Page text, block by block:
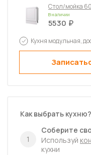
Стол/мойка
В наличии
5530
Стол 80 с 3-
Стол духовка
Кухня модульная,
Как выбрать кухню?
1
Соберите
Используй
кухни